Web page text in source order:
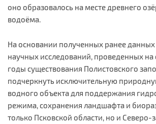
оно образовалось на месте древнего
водоёма.
На основании полученных ранее
научных исследований, проведенных на
годы существования Полистовского
подчеркнуть исключительную
водного объекта для поддержания
режима, сохранения ландшафта и
только Псковской области, но и Северо-